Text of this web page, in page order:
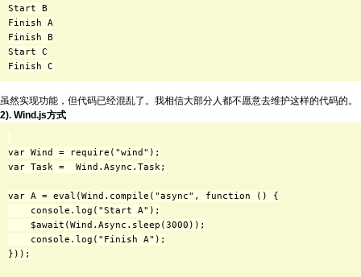
Start B
Finish A
Finish B
Start C
虽然实现功能，但代码已经混乱了。我相信大部分人都不愿意去维护这样的代码的。
2). Wind.js方式
var Wind = require("wind");
var Task =  Wind.Async.Task;
var A = eval(Wind.compile("async", function () {
    console.log("Start A");
    $await(Wind.Async.sleep(3000));
    console.log("Finish A");
}));